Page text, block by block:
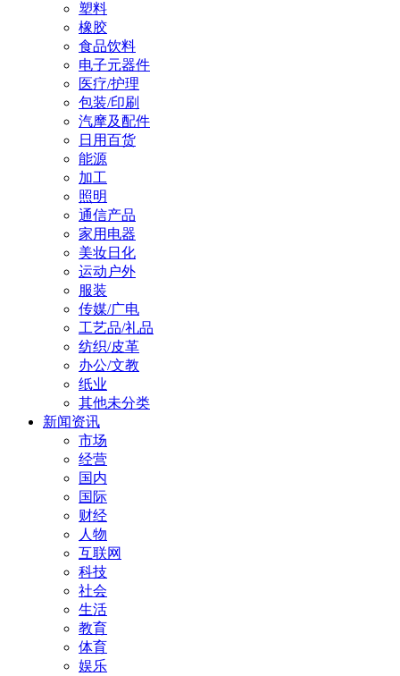
塑料
橡胶
食品饮料
电子元器件
医疗/护理
包装/印刷
汽摩及配件
日用百货
能源
加工
照明
通信产品
家用电器
美妆日化
运动户外
服装
传媒/广电
工艺品/礼品
纺织/皮革
办公/文教
纸业
其他未分类
新闻资讯
市场
经营
国内
国际
财经
人物
互联网
科技
社会
生活
教育
体育
娱乐